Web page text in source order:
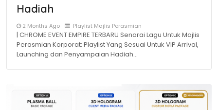
Hadiah
2 Months Ago Playlist Majlis Perasmian
| CHROME EVENT EMPIRE TERBARU Senarai Lagu Untuk Majlis
Perasmian Korporat: Playlist Yang Sesuai Untuk VIP Arrival,
Launching dan Penyampaian Hadiah…